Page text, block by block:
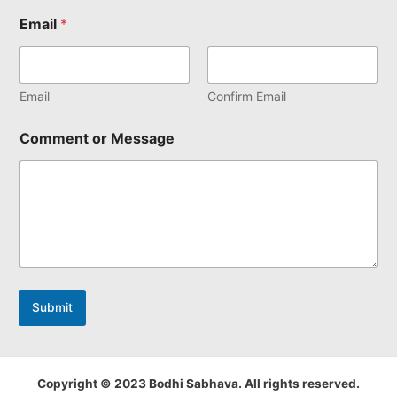
Email *
Email Confirm Email
Comment or Message
Submit
Copyright © 2023 Bodhi Sabhava. All rights reserved.